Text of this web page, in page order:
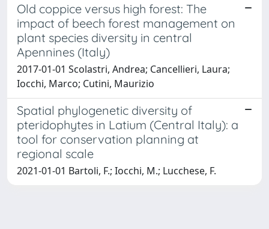
Old coppice versus high forest: The
impact of beech forest management on
plant species diversity in central
Apennines (Italy)
2017-01-01 Scolastri, Andrea; Cancellieri, Laura;
Iocchi, Marco; Cutini, Maurizio
Spatial phylogenetic diversity of
pteridophytes in Latium (Central Italy): a
tool for conservation planning at
regional scale
2021-01-01 Bartoli, F.; Iocchi, M.; Lucchese, F.